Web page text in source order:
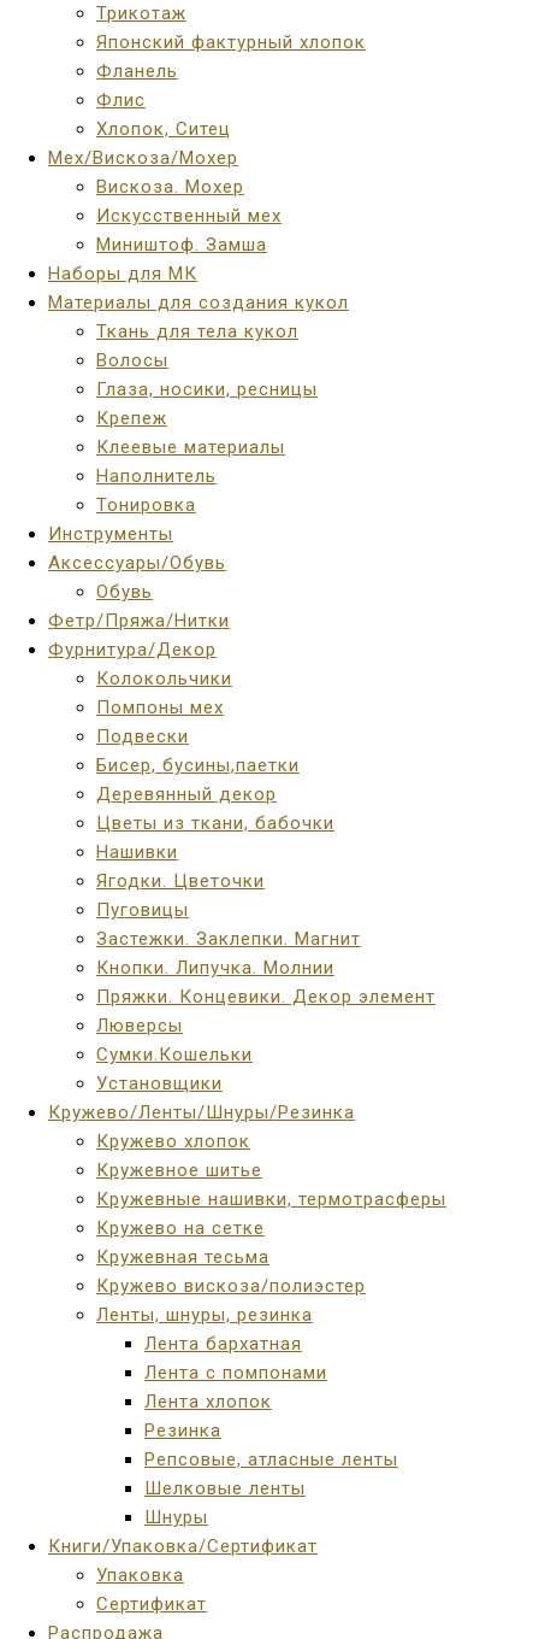
Трикотаж
Японский фактурный хлопок
Фланель
Флис
Хлопок, Ситец
Мех/Вискоза/Мохер
Вискоза. Мохер
Искусственный мех
Миништоф. Замша
Наборы для МК
Материалы для создания кукол
Ткань для тела кукол
Волосы
Глаза, носики, ресницы
Крепеж
Клеевые материалы
Наполнитель
Тонировка
Инструменты
Аксессуары/Обувь
Обувь
Фетр/Пряжа/Нитки
Фурнитура/Декор
Колокольчики
Помпоны мех
Подвески
Бисер, бусины,паетки
Деревянный декор
Цветы из ткани, бабочки
Нашивки
Ягодки. Цветочки
Пуговицы
Застежки. Заклепки. Магнит
Кнопки. Липучка. Молнии
Пряжки. Концевики. Декор элемент
Люверсы
Сумки.Кошельки
Установщики
Кружево/Ленты/Шнуры/Резинка
Кружево хлопок
Кружевное шитье
Кружевные нашивки, термотрасферы
Кружево на сетке
Кружевная тесьма
Кружево вискоза/полиэстер
Ленты, шнуры, резинка
Лента бархатная
Лента с помпонами
Лента хлопок
Резинка
Репсовые, атласные ленты
Шелковые ленты
Шнуры
Книги/Упаковка/Сертификат
Упаковка
Сертификат
Распродажа